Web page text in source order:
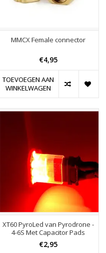
MMCX Female connector
€4,95
TOEVOEGEN AAN
WINKELWAGEN
XT60 PyroLed van Pyrodrone -
4-6S Met Capacitor Pads
€2,95